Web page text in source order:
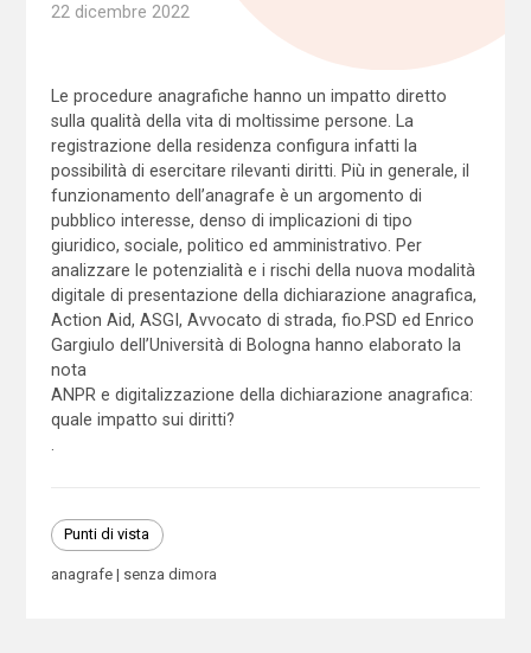
22 dicembre 2022
Le procedure anagrafiche hanno un impatto diretto
sulla qualità della vita di moltissime persone. La
registrazione della residenza configura infatti la
possibilità di esercitare rilevanti diritti. Più in generale, il
funzionamento dell’anagrafe è un argomento di
pubblico interesse, denso di implicazioni di tipo
giuridico, sociale, politico ed amministrativo. Per
analizzare le potenzialità e i rischi della nuova modalità
digitale di presentazione della dichiarazione anagrafica,
Action Aid, ASGI, Avvocato di strada, fio.PSD ed Enrico
Gargiulo dell’Università di Bologna hanno elaborato la
nota
ANPR e digitalizzazione della dichiarazione anagrafica:
quale impatto sui diritti?
Punti di vista
anagrafe senza dimora